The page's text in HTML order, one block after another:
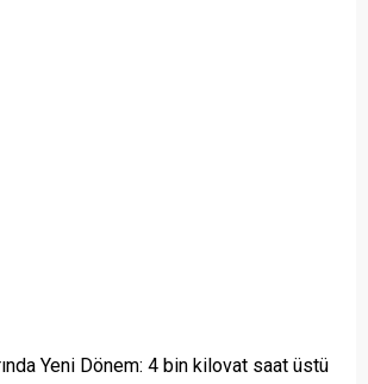
Yeni Dönem: 4 bin kilovat saat üstü